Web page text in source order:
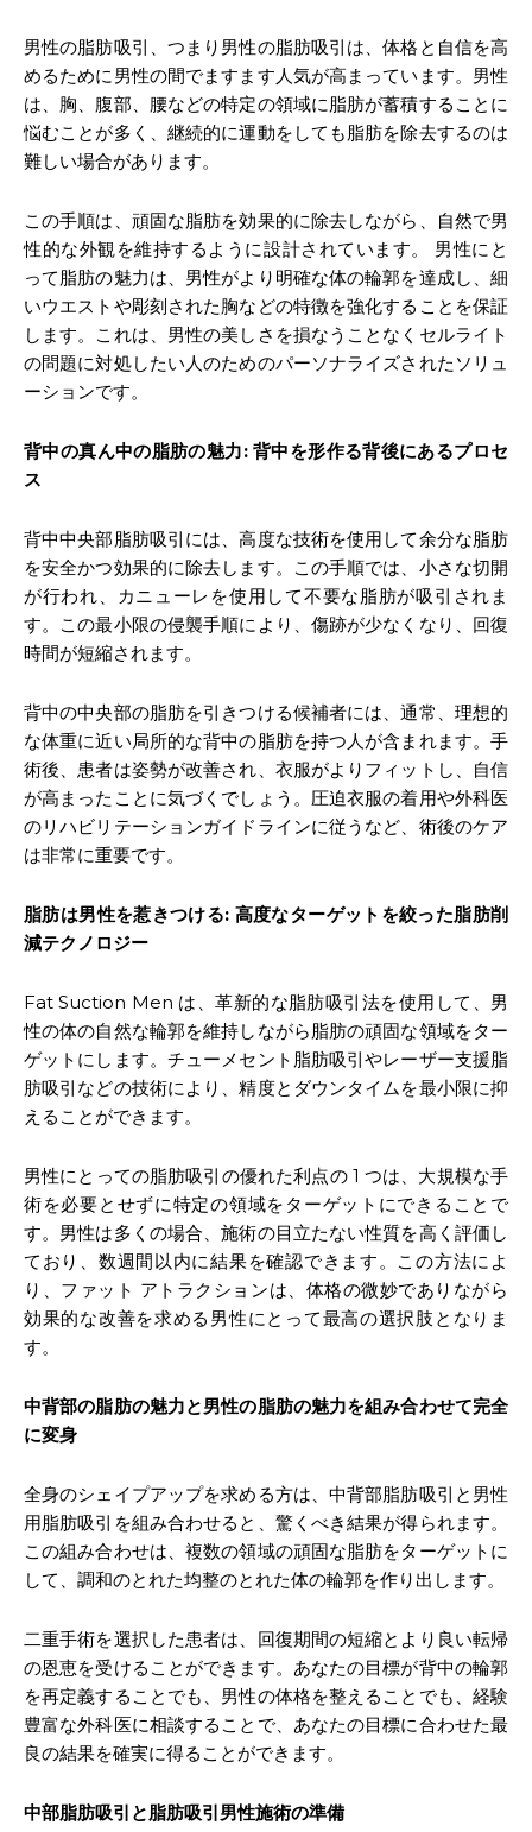
男性の脂肪吸引、つまり男性の脂肪吸引は、体格と自信を高
めるために男性の間でますます人気が高まっています。男性
は、胸、腹部、腰などの特定の領域に脂肪が蓄積することに
悩むことが多く、継続的に運動をしても脂肪を除去するのは
難しい場合があります。
この手順は、頑固な脂肪を効果的に除去しながら、自然で男
性的な外観を維持するように設計されています。 男性にと
って脂肪の魅力は、男性がより明確な体の輪郭を達成し、細
いウエストや彫刻された胸などの特徴を強化することを保証
します。これは、男性の美しさを損なうことなくセルライト
の問題に対処したい人のためのパーソナライズされたソリュ
ーションです。
背中の真ん中の脂肪の魅力:背中を形作る背後にあるプロセ
ス
背中中央部脂肪吸引には、高度な技術を使用して余分な脂肪
を安全かつ効果的に除去します。この手順では、小さな切開
が行われ、カニューレを使用して不要な脂肪が吸引されま
す。この最小限の侵襲手順により、傷跡が少なくなり、回復
時間が短縮されます。
背中の中央部の脂肪を引きつける候補者には、通常、理想的
な体重に近い局所的な背中の脂肪を持つ人が含まれます。手
術後、患者は姿勢が改善され、衣服がよりフィットし、自信
が高まったことに気づくでしょう。圧迫衣服の着用や外科医
のリハビリテーションガイドラインに従うなど、術後のケア
は非常に重要です。
脂肪は男性を惹きつける: 高度なターゲットを絞った脂肪削
減テクノロジー
Fat Suction Men は、革新的な脂肪吸引法を使用して、男
性の体の自然な輪郭を維持しながら脂肪の頑固な領域をター
ゲットにします。チューメセント脂肪吸引やレーザー支援脂
肪吸引などの技術により、精度とダウンタイムを最小限に抑
えることができます。
男性にとっての脂肪吸引の優れた利点の 1 つは、大規模な手
術を必要とせずに特定の領域をターゲットにできることで
す。男性は多くの場合、施術の目立たない性質を高く評価し
ており、数週間以内に結果を確認できます。この方法によ
り、ファット アトラクションは、体格の微妙でありながら
効果的な改善を求める男性にとって最高の選択肢となりま
す。
中背部の脂肪の魅力と男性の脂肪の魅力を組み合わせて完全
に変身
全身のシェイプアップを求める方は、中背部脂肪吸引と男性
用脂肪吸引を組み合わせると、驚くべき結果が得られます。
この組み合わせは、複数の領域の頑固な脂肪をターゲットに
して、調和のとれた均整のとれた体の輪郭を作り出します。
二重手術を選択した患者は、回復期間の短縮とより良い転帰
の恩恵を受けることができます。あなたの目標が背中の輪郭
を再定義することでも、男性の体格を整えることでも、経験
豊富な外科医に相談することで、あなたの目標に合わせた最
良の結果を確実に得ることができます。
中部脂肪吸引と脂肪吸引男性施術の準備